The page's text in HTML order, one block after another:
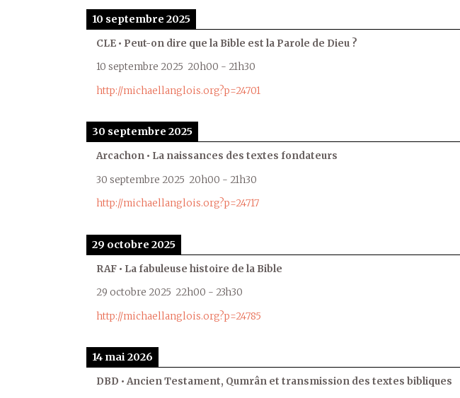
10 septembre 2025
CLE • Peut-on dire que la Bible est la Parole de Dieu ?
10 septembre 2025 20h00 - 21h30
http://michaellanglois.org?p=24701
30 septembre 2025
Arcachon • La naissances des textes fondateurs
30 septembre 2025 20h00 - 21h30
http://michaellanglois.org?p=24717
29 octobre 2025
RAF • La fabuleuse histoire de la Bible
29 octobre 2025 22h00 - 23h30
http://michaellanglois.org?p=24785
14 mai 2026
DBD • Ancien Testament, Qumrân et transmission des textes bibliques